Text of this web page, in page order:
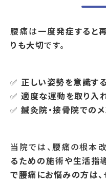
腰痛は一度発症すると
りも大切です。
✅ 正しい姿勢を意識する
✅ 適度な運動を取り入
✅ 鍼灸院・接骨院での
当院では、腰痛の根本
るための施術や生活指
で腰痛にお悩みの方は、